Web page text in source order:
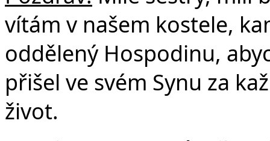
vítám v našem kostele,
oddělený Hospodinu,
přišel ve svém Synu za
život.